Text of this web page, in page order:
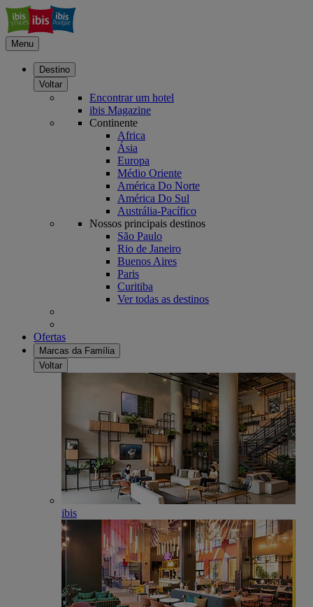
Menu
Destino
Voltar
Encontrar um hotel
ibis Magazine
Continente
Africa
Ásia
Europa
Médio Oriente
América Do Norte
América Do Sul
Austrália-Pacífico
Nossos principais destinos
São Paulo
Rio de Janeiro
Buenos Aires
Paris
Curitiba
Ver todas as destinos
Ofertas
Marcas da Família
Voltar
ibis